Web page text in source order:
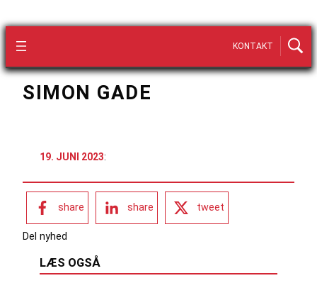
KONTAKT
SIMON GADE
19. JUNI 2023:
share share tweet
Del nyhed
LÆS OGSÅ